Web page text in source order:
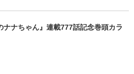
ナナちゃん』連載777話記念巻頭カラ